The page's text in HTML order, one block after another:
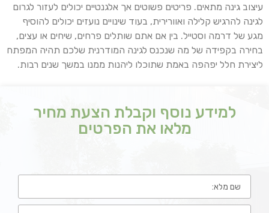
עיצוב גינה מתאים. פריטים פשוטים אך אלגנטיים יכולים לעזור לגרום
לגינה להרגיש קלילה ואוורירית, בעוד שינויים נועזים יכולים להוסיף
מגע של דרמה וסטייל. בין אם אתם שותלים פרחים, שיחים או עצים,
בחירה בקפידה של מה שנכנס לגינה המודרנית שלכם תהיה המפתח
ליצירת חלל יפהפה באמת שתוכלו ליהנות ממנו במשך שנים רבות.
למידע נוסף וקבלת הצעת מחיר
מלאו את הפרטים